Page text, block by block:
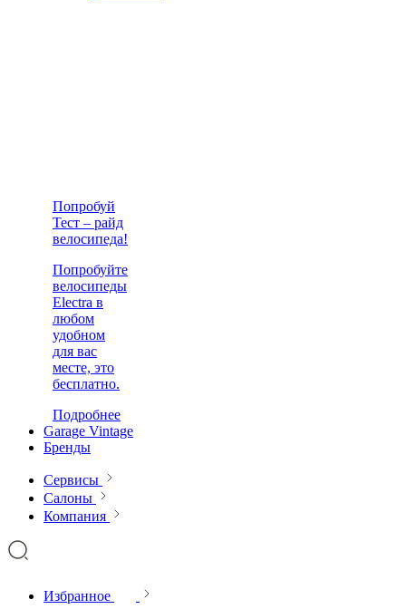
Попробуй
Тест – райд
велосипеда!
Попробуйте
велосипеды
Electra в
любом
удобном
для вас
месте, это
бесплатно.
Подробнее
Garage Vintage
Бренды
Сервисы
Салоны
Компания
Избранное